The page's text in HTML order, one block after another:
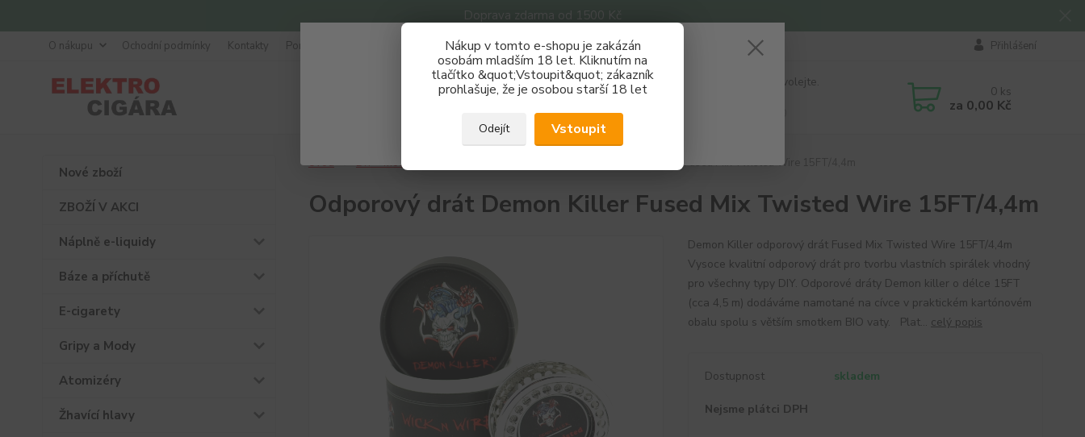
Doprava zdarma od 1500 Kč
Nákup v tomto e-shopu je zakázán
osobám mladším 18 let. Kliknutím na
tlačítko &quot;Vstoupit&quot; zákazník
prohlašuje, že je osobou starší 18 let
Odejít Vstoupit
O nákupu Ochodní podmínky Kontakty Poradna Přihlášení
Hledat
Nevíte si rady? Zavolejte.
0 ks
za 0,00 Kč
Nové zboží
ZBOŽÍ V AKCI
Náplně e-liquidy
Báze a příchutě
E-cigarety
Gripy a Mody
Atomizéry
Žhavící hlavy
Úvod DIY + motání Odporový drát Demon Killer Fused Mix Twisted Wire 15FT/4,4m
Odporový drát Demon Killer Fused Mix Twisted Wire 15FT/4,4m
Demon Killer odporový drát Fused Mix Twisted Wire 15FT/4,4m
Vysoce kvalitní odporový drát pro tvorbu vlastních spirálek vhodný
pro všechny typy DIY. Odporové dráty Demon killer o délce 15FT
(cca 4,5 m) dodáváme namotané na cívce v praktickém kartónovém
obalu spolu s větším smotkem BIO vaty. Plat... celý popis
Dostupnost skladem
Nejsme plátci DPH
Získej slevu 3%
Zaregistruj se a nakupuj se slevou právě teď!
REGISTRAČNÍ FORMULÁŘ
Zavřít